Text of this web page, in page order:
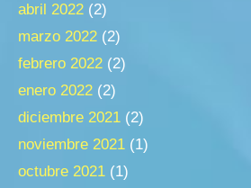
abril 2022 (2)
marzo 2022 (2)
febrero 2022 (2)
enero 2022 (2)
diciembre 2021 (2)
noviembre 2021 (1)
octubre 2021 (1)